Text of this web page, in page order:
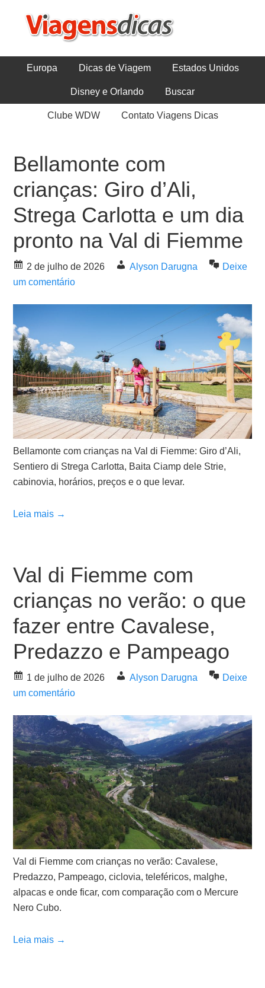
Europa Dicas de Viagem Estados Unidos
Disney e Orlando Buscar
Clube WDW Contato Viagens Dicas
Bellamonte com
crianças: Giro d’Ali,
Strega Carlotta e um dia
pronto na Val di Fiemme
2 de julho de 2026 Alyson Darugna
Deixe
um comentário
Bellamonte com crianças na Val di Fiemme: Giro d’Ali,
Sentiero di Strega Carlotta, Baita Ciamp dele Strie,
cabinovia, horários, preços e o que levar.
Leia mais →
Val di Fiemme com
crianças no verão: o que
fazer entre Cavalese,
Predazzo e Pampeago
1 de julho de 2026 Alyson Darugna
Deixe
um comentário
Val di Fiemme com crianças no verão: Cavalese,
Predazzo, Pampeago, ciclovia, teleféricos, malghe,
alpacas e onde ficar, com comparação com o Mercure
Nero Cubo.
Leia mais →